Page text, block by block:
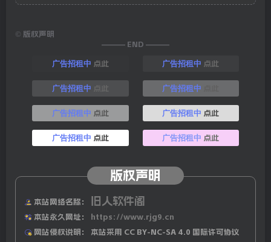
© 版权声明
——— END ———
广告招租中 点此 广告招租中 点此
广告招租中 广告招租中
广告招租中 点此 广告招租中 点此
广告招租中 点此 广告招租中 点此
版权声明
本站网络名称： 旧人软件阁
本站永久网址：
https://www.rjg9.cn
网站侵权说明：
本站采用 CC BY-NC-SA 4.0 国际许可协议